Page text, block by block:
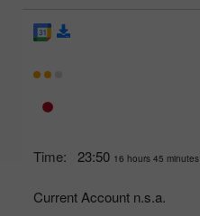
Time: 23:50 16 hours 45 minutes
Current Account n.s.a.